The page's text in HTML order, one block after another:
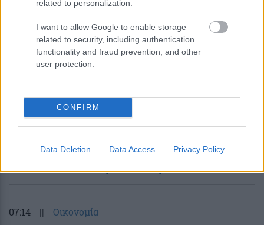
related to personalization.
I want to allow Google to enable storage
related to security, including authentication
functionality and fraud prevention, and other
user protection.
CONFIRM
Data Deletion Data Access Privacy Policy
Κουίζ: Πόσο καλά γνωρίζετε την
ελληνική μυθολογία; Μπορείτε να
κάνετε το 3 στα 3;
περισσότερα
07:14 || Οικονομία